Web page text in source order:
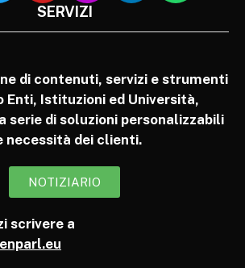
SERVIZI
di contenuti, servizi e strumenti
Enti, Istituzioni ed Università,
serie di soluzioni personalizzabili
necessità dei clienti.
NOTIZIARIO
scrivere a